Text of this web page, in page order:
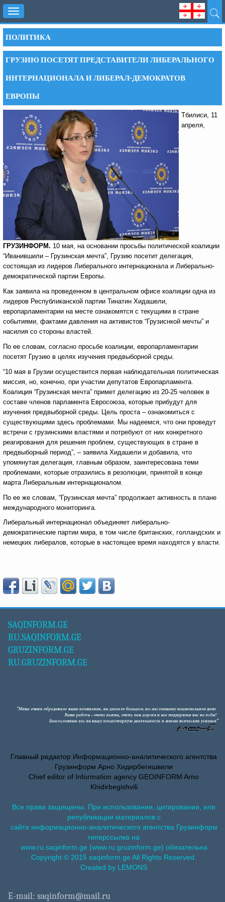
Toggle
navigation
ПОЛИТИКА
ГРУЗИЮ ПОСЕТЯТ ПРЕДСТАВИТЕЛИ ЛИБЕРАЛЬНОГО
ИНТЕРНАЦИОНАЛА И ЛИБЕРАЛ-ДЕМОКРАТОВ
ЕВРОПЫ
Тбилиси, 11
апреля,
ГРУЗИНФОРМ. 10 мая, на основании просьбы политической коалиции
“Иванившили – Грузинская мечта”, Грузию посетит делегация,
состоящая из лидеров Либерального интернационала и Либерально-
демократической партии Европы.
Как заявила на проведенном в центральном офисе коалиции одна из
лидеров Республиканской партии Тинатин Хидашели,
европарламентарии на месте ознакомятся с текущими в стране
событиями, фактами давления на активистов “Грузиснкой мечты” и
насилия со стороны властей.
По ее словам, согласно просьбе коалиции, европарламентарии
посетят Грузию в целях изучения предвыборной среды.
“10 мая в Грузии осуществится первая наблюдательная политическая
миссия, но, конечно, при участии депутатов Европарламента.
Коалиция “Грузинская мечта” примет делегацию из 20-25 человек в
составе членов парламента Евросоюза, которые прибудут для
изучения предвыборной среды. Цель проста – ознакомиться с
существующими здесь проблемами. Мы надеемся, что они проведут
встречи с грузинскими властями и потребуют от них конкретного
реагирования для решения проблем, существующих в стране в
предвыборный период”, – заявила Хидашели и добавила, что
упомянутая делегация, главным образом, заинтересована теми
проблемами, которые отразились в резолюции, принятой в конце
марта Либеральным интернационалом.
По ее же словам, “Грузинская мечта” продолжает активность в плане
международного мониторинга.
Либеральный интернационал объединяет либерально-
демократические партии мира, в том числе британских, голландских и
немецких либералов, которые в настоящее время находятся у власти.
SAQINFORM.GE
RU.SAQINFORM.GE
GRUZINFORM.GE
RU.GRUZINFORM.GE
Главный редактор Информационно-аналитического агентства
Грузинформ Арно Хидирбегишвили
Chief editor of Information agency GEOINFORM Arno
Khidirbegishvili
Все права защищены. При использовании, цитировании, или
републикации материалов с
сайта информационно-аналитического агентства Грузинформ
гиперссылка на
www.ru.saqinform.ge (www.ru.gruzinform.ge) обязательна.
Copyright © 2015 saqinform.ge All Rights Reserved.
Created by LEMONS
E-mail: saqinform@mail.ru